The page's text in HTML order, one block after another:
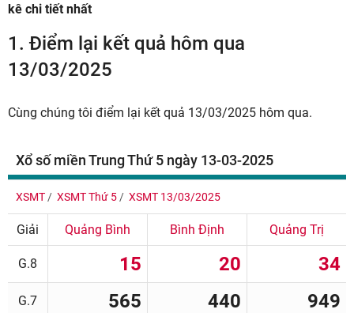
kê chi tiết nhất
1. Điểm lại kết quả hôm qua
13/03/2025
Cùng chúng tôi điểm lại kết quả 13/03/2025 hôm qua.
Xổ số miền Trung Thứ 5 ngày 13-03-2025
XSMT XSMT Thứ 5 XSMT 13/03/2025
Giải Quảng Bình Bình Định Quảng Trị
G.8 15 20 34
G.7 565 440 949